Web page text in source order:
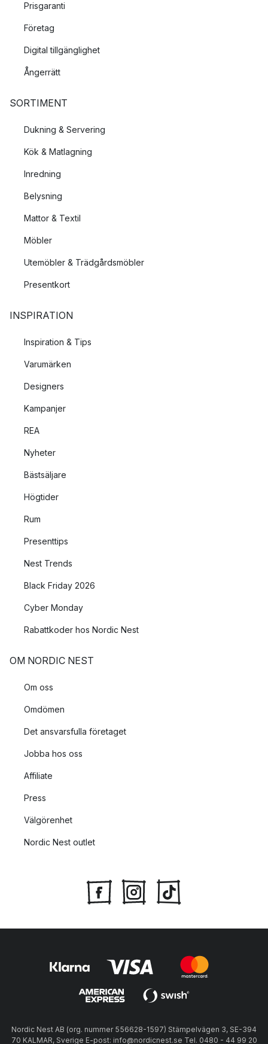
Prisgaranti
Företag
Digital tillgänglighet
Ångerrätt
SORTIMENT
Dukning & Servering
Kök & Matlagning
Inredning
Belysning
Mattor & Textil
Möbler
Utemöbler & Trädgårdsmöbler
Presentkort
INSPIRATION
Inspiration & Tips
Varumärken
Designers
Kampanjer
REA
Nyheter
Bästsäljare
Högtider
Rum
Presenttips
Nest Trends
Black Friday 2026
Cyber Monday
Rabattkoder hos Nordic Nest
OM NORDIC NEST
Om oss
Omdömen
Det ansvarsfulla företaget
Jobba hos oss
Affiliate
Press
Välgörenhet
Nordic Nest outlet
Nordic Nest AB (org. nummer 556628-1597) Stämpelvägen 3, SE-394
70 KALMAR, Sverige E-post: info@nordicnest.se Tel. 0480 - 44 99 20